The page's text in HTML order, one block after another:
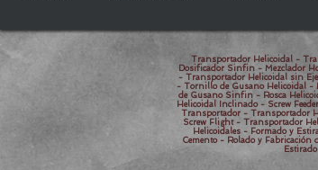
Transportador Helicoidal -
Dosificador Sinfin - Mezclador
- Transportador Helicoidal sin
- Tornillo de Gusano Helicoidal -
de Gusano Sinfin - Rosca
Helicoidal Inclinado - Screw
Transportador - Transportador
Screw Flight - Transportador
Helicoidales - Formado y
Cemento - Rolado y Fabricación